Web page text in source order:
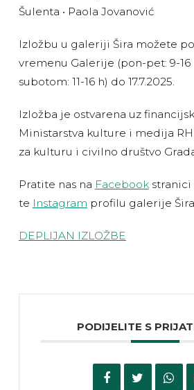
Šulenta • Paola Jovanović
Izložbu u galeriji Šira možete
vremenu Galerije (pon-pet: 9-16
subotom: 11-16 h) do 17.7.2025.
Izložba je ostvarena uz
Ministarstva kulture i medija
za kulturu i civilno društvo
Pratite nas na Facebookstranici
te Instagram profilu galerije Šira.
DEPLIJAN IZLOŽBE
PODIJELITE S